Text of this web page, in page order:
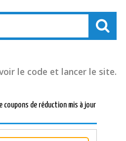
le code et lancer le site.
coupons de réduction mis à jour